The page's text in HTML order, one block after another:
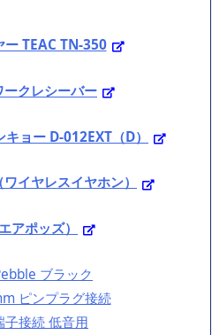
ー TEAC TN-350
クレシーバー
ョー D-012EXT（D）
イヤレスイヤホン）
ポッズ）
ブラック
ピンプラグ接続
子接続 低音用